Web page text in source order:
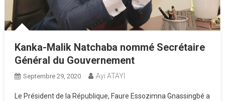
Kanka-Malik Natchaba nommé Secrétaire
Général du Gouvernement
Septembre 29, 2020 Ayi ATAYI
Le Président de la République, Faure Essozimna Gnassingbé a